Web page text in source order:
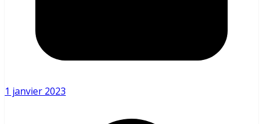
1 janvier 2023